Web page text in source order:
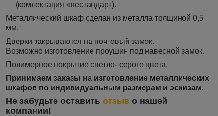
(комлектация «нестандарт).
Металлический шкаф сделан из металла толщиной 0,6
мм.
Дверки закрываются на почтовый замок.
Возможно изготовление проушин под навесной замок.
Полимерное покрытие светло- серого цвета.
Принимаем заказы на изготовление металлических
шкафов по индивидуальным размерам и эскизам.
Не забудьте оставить отзыв о нашей
компании!